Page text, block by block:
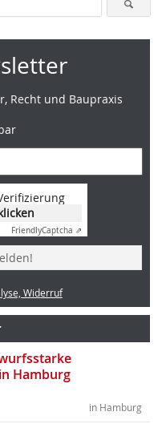
Recht und Baupraxis
FriendlyCaptcha ⇗
Widerruf
Hamburg
in Hamburg